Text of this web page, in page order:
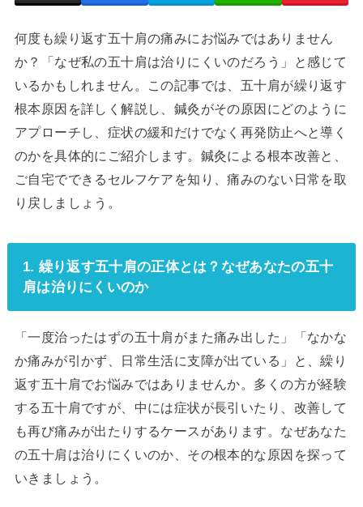
何度も繰り返す五十肩の痛みにお悩みではありません
か？「なぜ私の五十肩は治りにくいのだろう」と感じて
いるかもしれません。この記事では、五十肩が繰り返す
根本原因を詳しく解説し、鍼灸がその原因にどのように
アプローチし、症状の緩和だけでなく再発防止へと導く
のかを具体的にご紹介します。鍼灸による根本改善と、
ご自宅でできるセルフケアを知り、痛みのない日常を取
り戻しましょう。
1. 繰り返す五十肩の正体とは？なぜあなたの五十
肩は治りにくいのか
「一度治ったはずの五十肩がまた痛み出した」「なかな
か痛みが引かず、日常生活に支障が出ている」と、繰り
返す五十肩でお悩みではありませんか。多くの方が経験
する五十肩ですが、中には症状が長引いたり、改善して
も再び痛みが出たりするケースがあります。なぜあなた
の五十肩は治りにくいのか、その根本的な原因を探って
いきましょう。